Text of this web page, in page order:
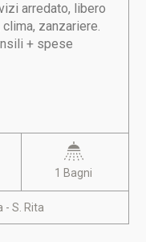
arredato, libero
zanzariere.
+ spese
1 Bagni
- S. Rita